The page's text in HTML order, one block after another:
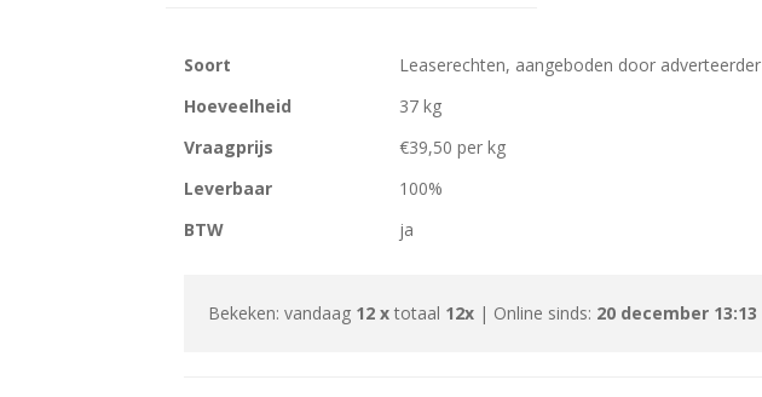
Soort
Leaserechten, aangeboden door adverteerder
Hoeveelheid
37 kg
Vraagprijs
€39,50 per kg
Leverbaar
100%
BTW
ja
Bekeken: vandaag 12 x totaal 12x | Online sinds: 20 december 13:13